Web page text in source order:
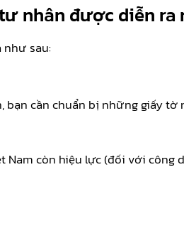
nhân được diễn ra
sau:
cần chuẩn bị những giấy tờ
Nam còn hiệu lực (đối với